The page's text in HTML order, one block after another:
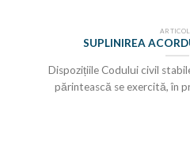
SUPLINIREA
Dispozițiile Codului civil
părintească se exercită, în